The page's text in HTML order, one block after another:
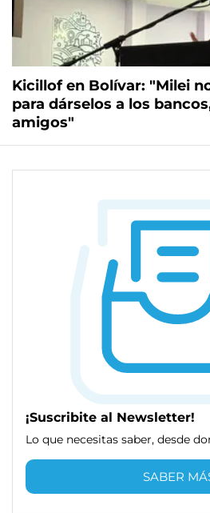
Kicillof en Bolívar: "Milei
para dárselos a los
amigos"
¡Suscribite al Newsletter!
Lo que necesitas saber, desde
SABER